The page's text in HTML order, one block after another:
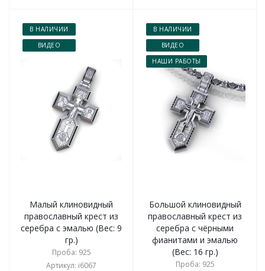
В НАЛИЧИИ
ВИДЕО
Малый клиновидный
православный крест из
серебра с эмалью (Вес: 9
гр.)
Проба: 925
Артикул: i6067
В НАЛИЧИИ
ВИДЕО
НАШИ РАБОТЫ
Большой клиновидный
православный крест из
серебра с чёрными
фианитами и эмалью
(Вес: 16 гр.)
Проба: 925